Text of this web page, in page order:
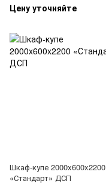
Цену уточняйте
Шкаф-купе 2000x600x2200
«Стандарт» ДСП